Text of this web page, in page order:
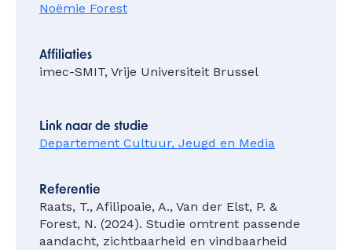
Noëmie Forest
Affiliaties
imec-SMIT, Vrije Universiteit Brussel
Link naar de studie
Departement Cultuur, Jeugd en Media
Referentie
Raats, T., Afilipoaie, A., Van der Elst, P. &
Forest, N. (2024). Studie omtrent passende
aandacht, zichtbaarheid en vindbaarheid